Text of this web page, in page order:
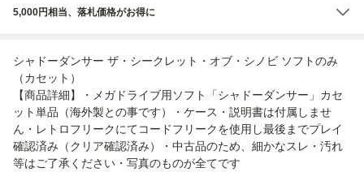
5,000円相当、落札価格がお得に
シャドーダンサー ザ・シークレット・オブ・シノビ ソフトのみ
（カセット）
【商品詳細】・メガドライブ用ソフト「シャドーダンサー」カセ
ット単品（海外製との事です）・ケース・説明書は付属しませ
ん・レトロフリークにてコードフリークを使用し最後までプレイ
確認済み（クリア確認済み）・中古品のため、細かなスレ・汚れ
等はご了承ください・写真のものが全てです